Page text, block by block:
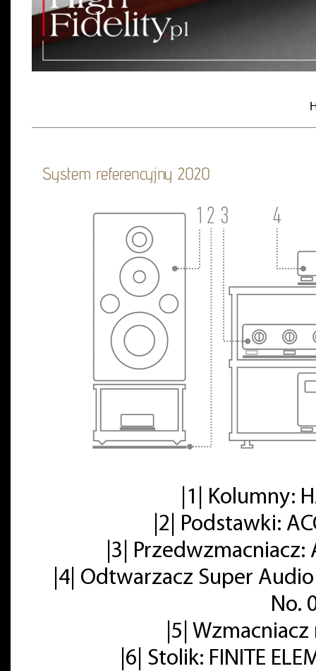
System referencyjny 2020
|1| Kolumny:
|2| Podstawki:
|3| Przedwzmacniacz:
|4| Odtwarzacz Super
No.
|5|
|6| Stolik: FINITE